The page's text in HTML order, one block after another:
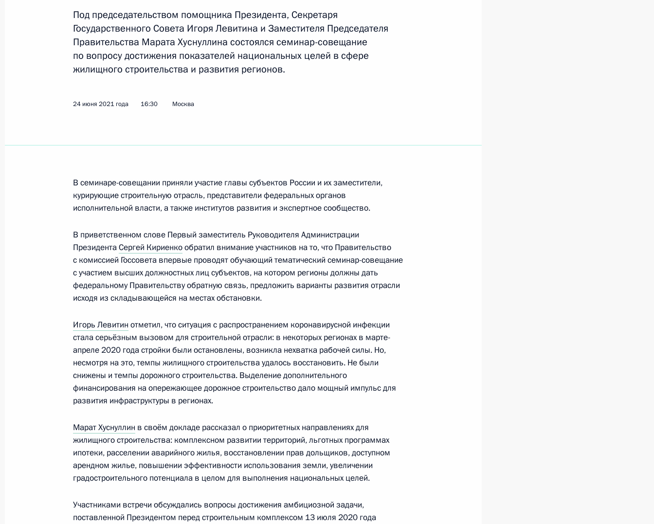
Показать следующие материалы
Совещание по развитию дорожного строительства
2 июня 2022 года, 16:45
Совещание с членами Правительства
Крыма и Севастополя
17 марта 2022 года, 16:15
Совещание о мерах социально-экономической поддержки
регионов
16 марта 2022 года, 18:10
Заседание рабочей группы Госсовета по экономическим
вопросам и противодействию распространению новой
коронавирусной инфекции
16 марта 2022 года, 13:00
Совещание с главами регионов в рамках рабочей группы
распространению коронавируса
11 марта 2022 года, 12:00
10 марта 2022 года, 17:55
Под председательством помощника Президента, Секретаря
Государственного Совета Игоря Левитина и Заместителя Председателя
Правительства Марата Хуснуллина состоялся семинар-совещание
по вопросу достижения показателей национальных целей в сфере
жилищного строительства и развития регионов.
24 июня 2021 года 16:30 Москва
В семинаре-совещании приняли участие главы субъектов России и их заместители,
курирующие строительную отрасль, представители федеральных органов
исполнительной власти, а также институтов развития и экспертное сообщество.
В приветственном слове Первый заместитель Руководителя Администрации
ПрезидентаСергей Кириенкообратил внимание участников на то, что Правительство
с комиссией Госсовета впервые проводят обучающий тематический семинар-совещание
с участием высших должностных лиц субъектов, на котором регионы должны дать
федеральному Правительству обратную связь, предложить варианты развития отрасли
исходя из складывающейся на местах обстановки.
Игорь Левитин отметил, что ситуация с распространением коронавирусной инфекции
стала серьёзным вызовом для строительной отрасли: в некоторых регионах в марте-
апреле 2020 года стройки были остановлены, возникла нехватка рабочей силы. Но,
несмотря на это, темпы жилищного строительства удалось восстановить. Не были
снижены и темпы дорожного строительства. Выделение дополнительного
финансирования на опережающее дорожное строительство дало мощный импульс для
развития инфраструктуры в регионах.
Марат Хуснуллин в своём докладе рассказал о приоритетных направлениях для
жилищного строительства: комплексном развитии территорий, льготных программах
ипотеки, расселении аварийного жилья, восстановлении прав дольщиков, доступном
арендном жилье, повышении эффективности использования земли, увеличении
градостроительного потенциала в целом для выполнения национальных целей.
Участниками встречи обсуждались вопросы достижения амбициозной задачи,
поставленной Президентом перед строительным комплексом 13 июля 2020 года